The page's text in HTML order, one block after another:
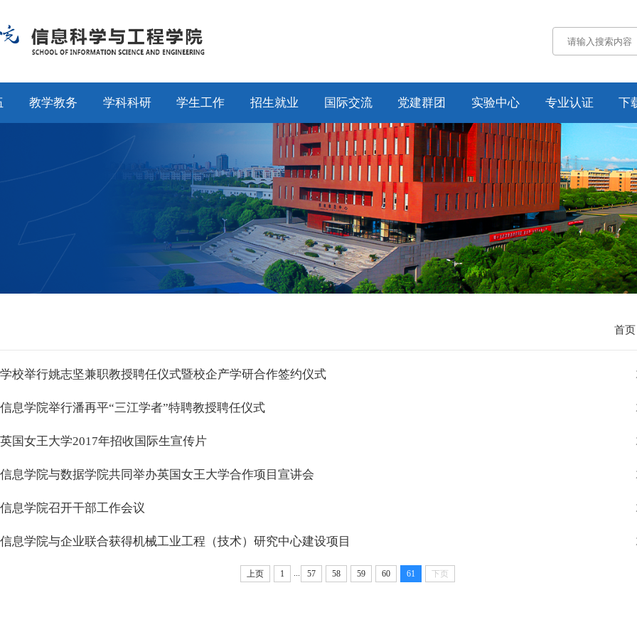
教学教务
专业设置
学科科研
通知公告
科研动态
学生工作
学工动态
学科竞赛
招生就业
招生工作
就业工作
校友工作
国际交流
通知公告
交流动态
合作项目
党建群团
通知公告
党务工作
工会工作
纪委工作
实验中心 专业认证
认证概况
工作动态
培养方案
规章制度
下
资
首页
学校举行姚志坚兼职教授聘任仪式暨校企产学研合作签约仪式
信息学院举行潘再平“三江学者”特聘教授聘任仪式
英国女王大学2017年招收国际生宣传片
信息学院与数据学院共同举办英国女王大学合作项目宣讲会
信息学院召开干部工作会议
信息学院与企业联合获得机械工业工程（技术）研究中心建设项目
上页 1 57 58 59 60 61 下页